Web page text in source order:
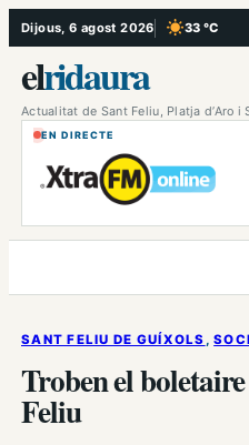
Vés
al
contingut
Dijous, 6 agost 2026 33 °C
, Cel serè
elridaura
Actualitat de Sant Feliu, Platja d’Aro i
EN DIRECTE
SANT FELIU DE GUÍXOLS ,
Troben el
Feliu